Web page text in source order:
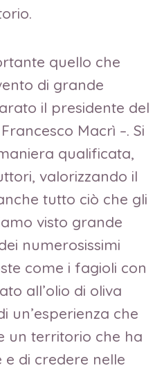
quello che
di grande
il presidente del
Macrì –. Si
qualificata,
valorizzando il
tutto ciò che gli
visto grande
numerosissimi
come i fagioli con
all’olio di oliva
un’esperienza che
un territorio che ha
di credere nelle